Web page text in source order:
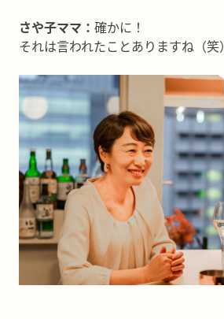
さや子ママ： 確かに！
それは言われたことありますね（笑）